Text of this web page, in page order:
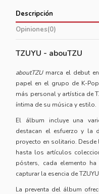
Descripción
Opiniones(0)
TZUYU - abouTZU
aboutTZUmarca el debut
papel en el grupo de K-
más personal y artística de
íntima de su música y estilo.
El álbum incluye una
destacan el esfuerzo y la
proyecto en solitario.
hasta los artículos
pósters, cada elemento
capturar la esencia de
La preventa del álbum